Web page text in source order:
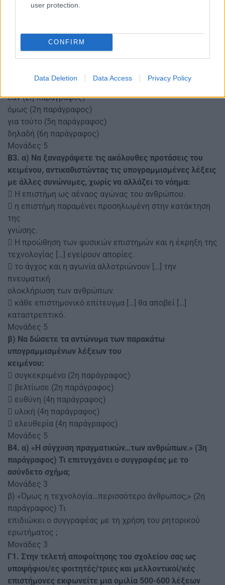
user protection.
CONFIRM
Data Deletion Data Access Privacy Policy
Μονάδες 4
β) Ποια νοηματική σχέση εκφράζουν οι παρακάτω
διαρθρωτικές λέξεις ή
φράσεις (με έντονη γραφή στο κείμενο):
βέβαια (1η παράγραφος)
εάν (2η παράγραφος)
όμως (2η παράγραφος)
για τούτο (5η παράγραφος)
δηλαδή (6η παράγραφος)
Μονάδες 5
Β3. α) Να ξαναγράψετε τις ακόλουθες προτάσεις του
κειμένου, αντικαθιστώντας τις υπογραμμισμένες λέξεις
με άλλες συνώνυμες, χωρίς να αλλάζει το νόημα:
 Η επιστήμη ως αέναος αγώνας του ανθρώπου.
 η επιστήμη παραμένει προσηλωμένη στην κατάκτηση
της
γνώσης.
 Η προώθηση των φυσικών επιστημών και η έκρηξη της
τεχνολογίας […] εγείρουν απορίες.
 το άγχος και η αγωνία αλλοτριώνουν […] την
πνευματική
ολοκλήρωση των ανθρώπων.
 κάθε επιστημονικό επίτευγμα […] θα αποβεί […]
καταστρεπτικό.
Μονάδες 5
β) Να δώσετε τα αντώνυμα των παρακάτω
υπογραμμισμένων λέξεων του
κειμένου:
 συγκεκριμένο (2η παράγραφος)
 βελτίωσε (2η παράγραφος)
 ευθύνη (4η παράγραφος)
 υλική (4η παράγραφος)
 ελευθερία (4η παράγραφος)
Μονάδες 5
Β4. α) «Η σύγχυση πραγματικών…των ανθρώπων.» (3η
παράγραφος) Τι επιτυγχάνει ο συγγραφέας με το
ασύνδετο σχήμα;
Μονάδες 3
β) «Όμως η τεχνολογία…περισσότερο άνθρωπος;» (2η
παράγραφος) Τι
επιδιώκει ο συγγραφέας με τη χρήση του ρητορικού
ερωτήματος ;
Μονάδες 3
Γ1. Στην τελετή αποφοίτησης του σχολείου σας ως
υποψήφιοι/ες φοιτητές/τριες και μελλοντικοί/κές
επιστήμονες εκφωνείτε μια ομιλία 500-600 λέξεων